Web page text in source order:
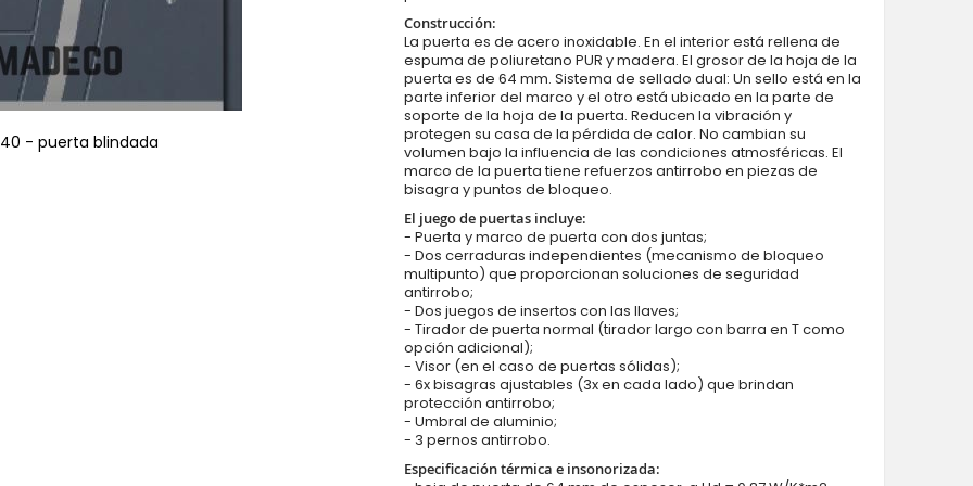
- puerta blindada Fargo 40 - puerta blindada Color: antracita lisa
Construcción:
La puerta es de acero inoxidable. En el interior está rellena de
espuma de poliuretano PUR y madera. El grosor de la hoja de la
puerta es de 64 mm. Sistema de sellado dual: Un sello está en la
parte inferior del marco y el otro está ubicado en la parte de
soporte de la hoja de la puerta. Reducen la vibración y
protegen su casa de la pérdida de calor. No cambian su
volumen bajo la influencia de las condiciones atmosféricas. El
marco de la puerta tiene refuerzos antirrobo en piezas de
bisagra y puntos de bloqueo.
El juego de puertas incluye:
- Puerta y marco de puerta con dos juntas;
- Dos cerraduras independientes (mecanismo de bloqueo
multipunto) que proporcionan soluciones de seguridad
antirrobo;
- Dos juegos de insertos con las llaves;
- Tirador de puerta normal (tirador largo con barra en T como
opción adicional);
- Visor (en el caso de puertas sólidas);
- 6x bisagras ajustables (3x en cada lado) que brindan
protección antirrobo;
- Umbral de aluminio;
- 3 pernos antirrobo.
Especificación térmica e insonorizada: